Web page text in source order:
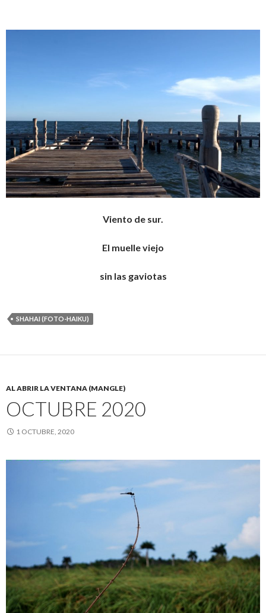
Viento de sur.
El muelle viejo
sin las gaviotas
SHAHAI (FOTO-HAIKU)
AL ABRIR LA VENTANA (MANGLE)
OCTUBRE 2020
1 OCTUBRE, 2020